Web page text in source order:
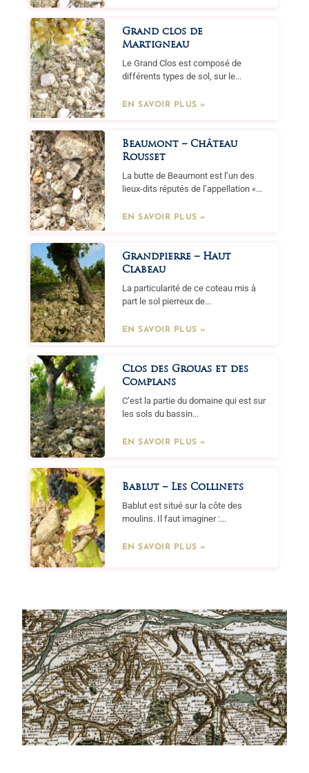
Grand clos de
Martigneau
Le Grand Clos est composé de
différents types de sol, sur le...
EN SAVOIR PLUS »
Beaumont – Château
Rousset
La butte de Beaumont est l’un des
lieux-dits réputés de l’appellation «...
EN SAVOIR PLUS »
Grandpierre – Haut
Clabeau
La particularité de ce coteau mis à
part le sol pierreux de...
EN SAVOIR PLUS »
Clos des Grouas et des
Complans
C’est la partie du domaine qui est sur
les sols du bassin...
EN SAVOIR PLUS »
Bablut – Les Collinets
Bablut est situé sur la côte des
moulins. Il faut imaginer :...
EN SAVOIR PLUS »